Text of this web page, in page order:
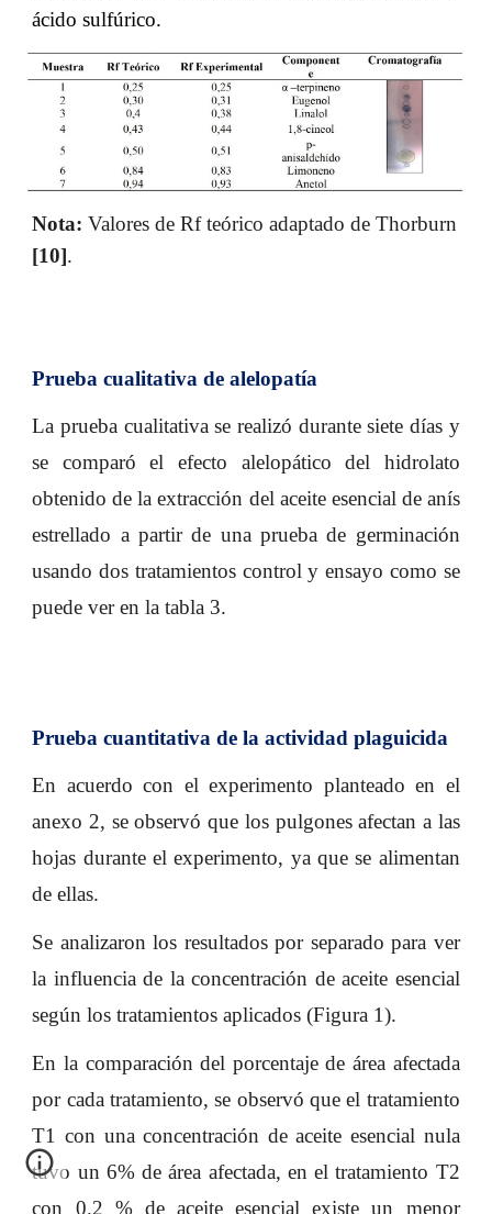
ácido sulfúrico.
Nota:
[10].
Prueba cualitativa de alelopatía
La prueba cualitativa se realizó durante siete días y
se comparó el efecto alelopático del hidrolato
obtenido de la extracción del aceite esencial de anís
estrellado a partir de una prueba de germinación
usando dos tratamientos control y ensayo como se
puede ver en la tabla 3.
Prueba cuantitativa de la actividad plaguicida
En acuerdo con el experimento planteado en el
anexo 2, se observó que los pulgones afectan a las
hojas durante el experimento, ya que se alimentan
de ellas.
Se analizaron los resultados por separado para ver
la influencia de la concentración de aceite esencial
según los tratamientos aplicados (Figura 1).
En la comparación del porcentaje de área afectada
por cada tratamiento, se observó que el tratamiento
T1 con una concentración de aceite esencial nula
tuvo un 6% de área afectada, en el tratamiento T2
con 0.2 % de aceite esencial existe un menor